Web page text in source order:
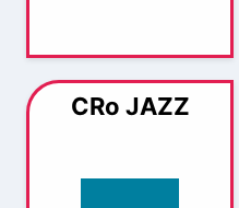
CRo JAZZ